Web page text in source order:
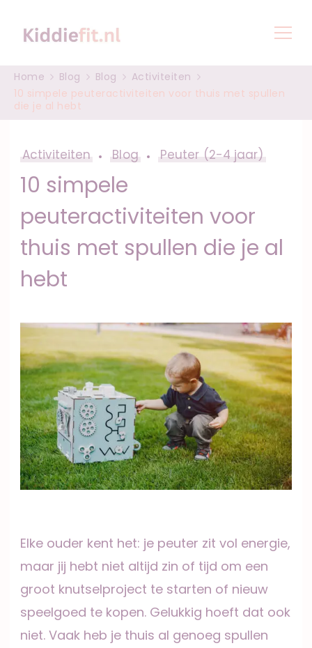
Spel, groei en opvoeding
voor kinderen |
Home Blog Blog
Activiteiten
10 simpele peuteractiviteiten voor thuis met spullen
die je al hebt
Activiteiten Blog Peuter (2-4 jaar)
10 simpele
peuteractiviteiten voor
thuis met spullen die je al
hebt
Elke ouder kent het: je peuter zit vol energie,
maar jij hebt niet altijd zin of tijd om een
groot knutselproject te starten of nieuw
speelgoed te kopen. Gelukkig hoeft dat ook
niet. Vaak heb je thuis al genoeg spullen